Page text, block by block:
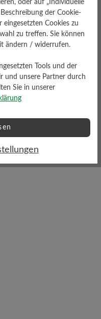
100% Naturkautschuk
oder auf „Individuelle
der Cookie-
Cookies zu
zu treffen. Sie können
ändern / widerrufen.
Tools und der
und unsere Partner durch
Sie in unserer